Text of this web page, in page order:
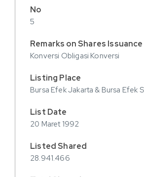
5
Konversi Obligasi Konversi
Bursa Efek Jakarta & Bursa Efek
20 Maret 1992
28.941.466